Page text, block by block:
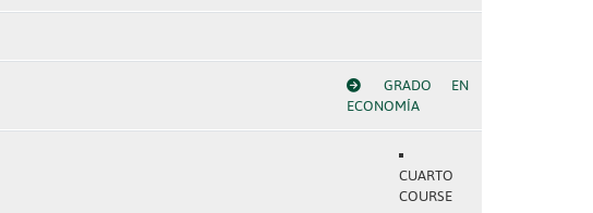
GRADO EN
ECONOMÍA
CUARTO
COURSE